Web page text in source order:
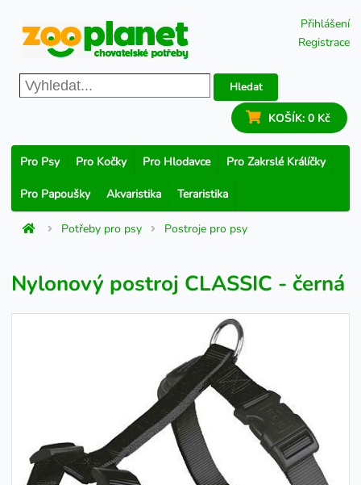
Přihlášení
Registrace
Hledat
KOŠÍK: 0 Kč
Pro Psy Pro Kočky Pro Hlodavce Pro Zakrslé Králíčky
Pro Papoušky Akvaristika Teraristika
Potřeby pro psy Postroje pro psy
Nylonový postroj CLASSIC - černá